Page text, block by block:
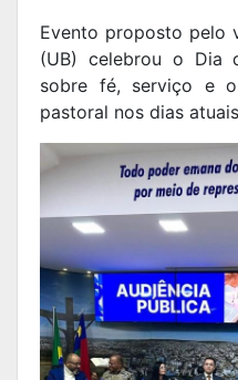
Evento proposto pelo
(UB) celebrou o Dia
sobre fé, serviço e
pastoral nos dias